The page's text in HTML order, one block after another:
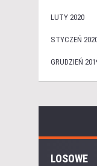
LUTY 2020
STYCZEŃ
GRUDZIEŃ
LOSOWE